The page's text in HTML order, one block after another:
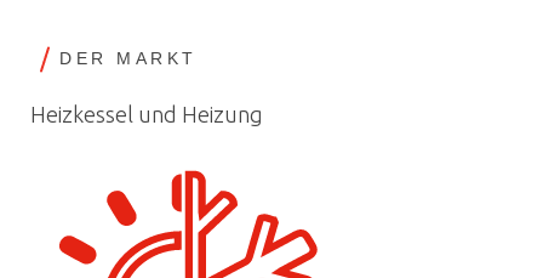
DER MARKT
Heizkessel und Heizung